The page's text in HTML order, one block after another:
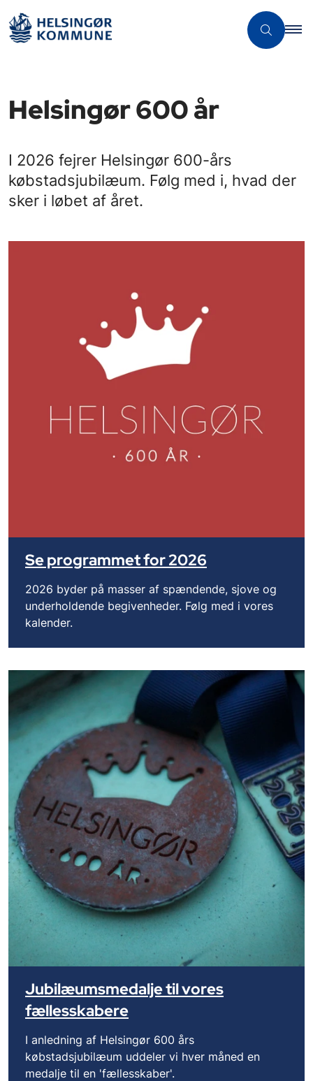
Helsingør 600 år
I 2026 fejrer Helsingør 600-års
købstadsjubilæum. Følg med i, hvad der
sker i løbet af året.
Se programmet for 2026
2026 byder på masser af spændende, sjove og
underholdende begivenheder. Følg med i vores
kalender.
Jubilæumsmedalje til vores
fællesskabere
I anledning af Helsingør 600 års
købstadsjubilæum uddeler vi hver måned en
medalje til en 'fællesskaber'.